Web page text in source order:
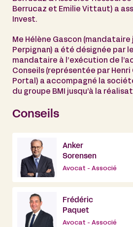
Berrucaz et Emilie Vittaut) a
Invest.
Me Hélène Gascon
Perpignan) a été désignée par
mandataire à l’exécution de
Conseils (représentée par
Portal) a accompagné la
du groupe BMI jusqu’à la
Conseils
Anker
Sorensen
Avocat - Associé
Frédéric
Paquet
Avocat - Associé